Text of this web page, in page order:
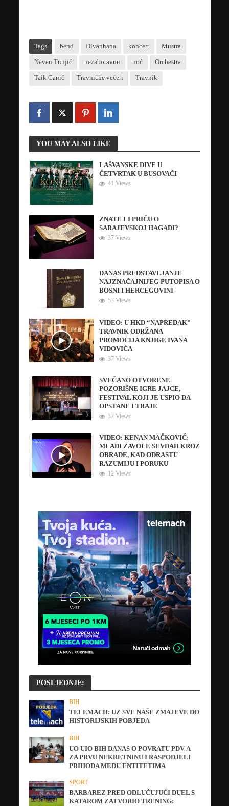
Tags bend Divanhana koncert Mustra
Neven Tunjić nezaboravnu noć Orchestra
Taik Ganić Travničke večeri Travnik
YOU MAY ALSO LIKE
LAŠVANSKE DIVE U
ČETVRTAK U BUSOVAČI
41 Views
ZNATE LI PRIČU O
SARAJEVSKOJ HAGADI?
37 Views
DANAS PREDSTAVLJANJE
NAJZNAČAJNIJEG PUTOPISA O
BOSNI I HERCEGOVINI
53 Views
VIDEO: U HKD “NAPREDAK”
TRAVNIK ODRŽANA
PROMOCIJA KNJIGE IVANA
VIDOVIĆA
37 Views
SVEČANO OTVORENE
POZORIŠNE IGRE JAJCE,
FESTIVAL KOJI JE USPIO DA
OPSTANE I TRAJE
37 Views
VIDEO: KENAN MAČKOVIĆ:
MLADI ZAVOLE SEVDAH KROZ
OBRADE, KAD ODRASTU
RAZUMIJU I PORUKU
12 Views
POSLJEDNJE:
BIH
TELEMACH: UZ SVE NAŠE ZMAJEVE DO
HISTORIJSKIH POBJEDA
BIH
UO UIO BIH DANAS O POVRATU PDV-A
ZA PRVU NEKRETNINU I RASPODJELI
PRIHODA MEĐU ENTITETIMA
SPORT
BARBAREZ PRED ODLUČUJUĆI DUEL S
KATAROM ZATVORIO TRENING: